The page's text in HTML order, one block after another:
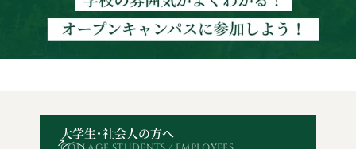
大学生・社会人の方へ